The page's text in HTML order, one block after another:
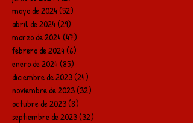
mayo de 2024(52)
abril de 2024(29)
marzo de 2024(47)
febrero de 2024(6)
enero de 2024(85)
diciembre de 2023(24)
noviembre de 2023(32)
octubre de 2023(8)
septiembre de 2023(32)